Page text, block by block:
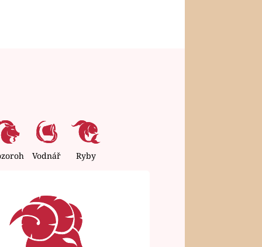
Vodnář Ryby